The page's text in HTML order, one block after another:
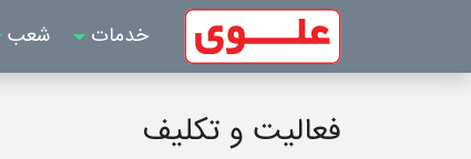
خدمات شعب
فعالیت و تکلیف